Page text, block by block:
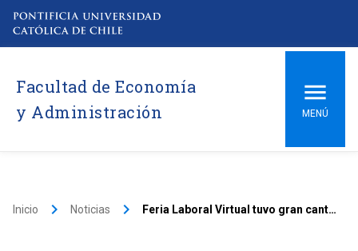
Facultad de Economía
y Administración
MENÚ
Inicio keyboard_arrow_right Noticias keyboard_arrow_right Feria Laboral Virtual tuvo gran cantidad de postulaciones a trabajos y prácticas profesionales